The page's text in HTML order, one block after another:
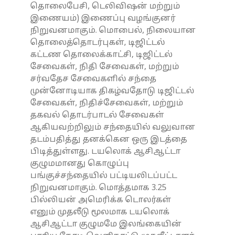
தொலைபேசி, டெலிவிஷன் மற்றும்
இணையம்) இணைப்பு வழங்குனர்
நிறுவனமாகும். மொபைல், நிலையான
தொலைத்தொடர்புகள், டிஜிட்டல்
கட்டண தொலைக்காட்சி, டிஜிட்டல்
சேவைகள், நிதி சேவைகள், மற்றும்
சர்வதேச சேவைகளில் சந்தை
முன்னோடியாக திகழ்வதோடு டிஜிட்டல்
சேவைகள், நிதிச்சேவைகள், மற்றும்
தகவல் தொடர்பாடல் சேவைகள்
ஆகியவற்றிலும் சந்தையில் வலுவான
தடம்பதித்து தனக்கென ஒரு இடத்தை
பிடித்துள்ளது. டயலொக் ஆசிஆட்டா
குழுமமானது கொழுப்பு
பங்குச்சந்தையில் பட்டியலிடப்பட்ட
நிறுவனமாகும். மொத்தமாக 3.25
பில்லியன் அமெரிக்க டொலர்கள்
எனும் முதலீடு மூலமாக டயலொக்
ஆசிஆட்டா குழுமமே இலங்கையின்